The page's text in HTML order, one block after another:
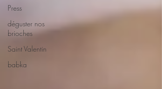
Press
déguster nos
brioches
Saint Valentin
babka